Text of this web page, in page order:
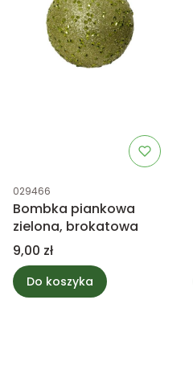
Kod produktu
029466
Bombka piankowa
zielona, brokatowa
Cena
9,00 zł
Do koszyka